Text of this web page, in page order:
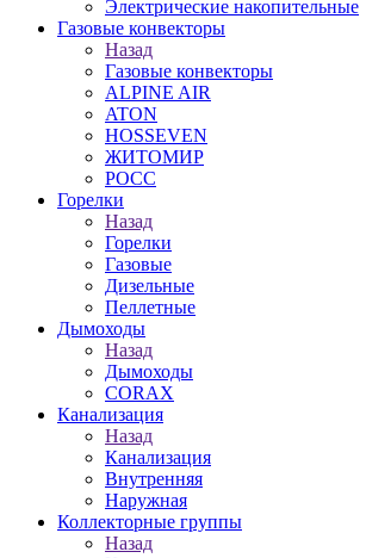
Электрические накопительные
Газовые конвекторы
Назад
Газовые конвекторы
ALPINE AIR
ATON
HOSSEVEN
ЖИТОМИР
РОСС
Горелки
Назад
Горелки
Газовые
Дизельные
Пеллетные
Дымоходы
Назад
Дымоходы
CORAX
Канализация
Назад
Канализация
Внутренняя
Наружная
Коллекторные группы
Назад